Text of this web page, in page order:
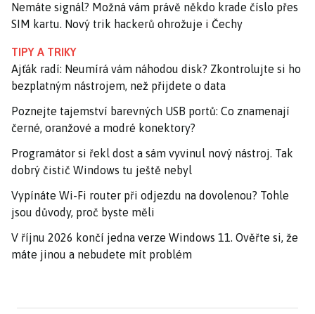
Nemáte signál? Možná vám právě někdo krade číslo přes
SIM kartu. Nový trik hackerů ohrožuje i Čechy
TIPY A TRIKY
Ajťák radí: Neumírá vám náhodou disk? Zkontrolujte si ho
bezplatným nástrojem, než přijdete o data
Poznejte tajemství barevných USB portů: Co znamenají
černé, oranžové a modré konektory?
Programátor si řekl dost a sám vyvinul nový nástroj. Tak
dobrý čistič Windows tu ještě nebyl
Vypínáte Wi-Fi router při odjezdu na dovolenou? Tohle
jsou důvody, proč byste měli
V říjnu 2026 končí jedna verze Windows 11. Ověřte si, že
máte jinou a nebudete mít problém